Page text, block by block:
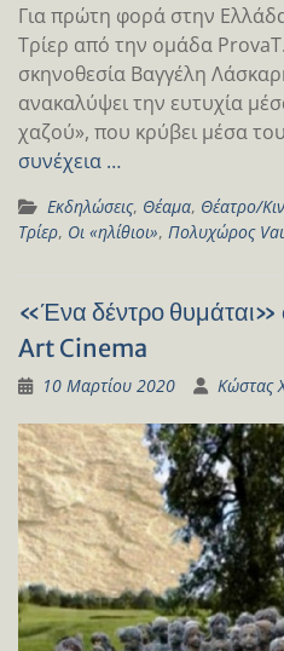
Για πρώτη φορά στην
Τρίερ από την ομάδα
σκηνοθεσία Βαγγέλη
ανακαλύψει την ευτυχία
χαζού», που κρύβει μέσα
συνέχεια …
Εκδηλώσεις, Θέαμα, Θέατρο/
Τρίερ, Οι «ηλίθιοι», Πολυχώρος
«Ένα δέντρο
Art Cinema
10 Μαρτίου 2020 Κώστας